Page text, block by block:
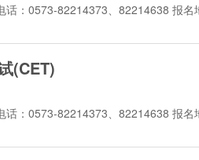
话：0573-82214373、82214638 报
(CET)
话：0573-82214373、82214638 报